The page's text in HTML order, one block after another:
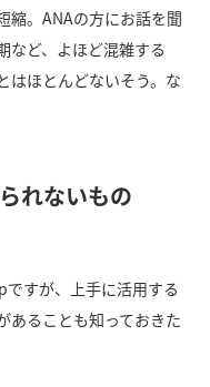
縮。ANAの方にお話を聞
など、よほど混雑する
はほとんどないそう。な
れないもの
ですが、上手に活用する
あることも知っておきた